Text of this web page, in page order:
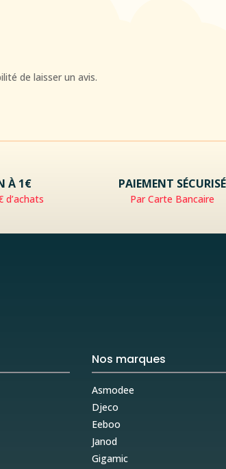
de laisser un avis.
À 1€
d’achats
PAIEMENT SÉCURISÉ
Par Carte Bancaire
Nos marques
Asmodee
Djeco
Eeboo
Janod
Gigamic